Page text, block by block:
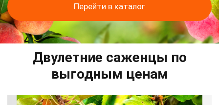
Перейти в каталог
Двулетние саженцы по
выгодным ценам